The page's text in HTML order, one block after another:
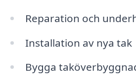
Reparation och
Installation av nya tak
Bygga